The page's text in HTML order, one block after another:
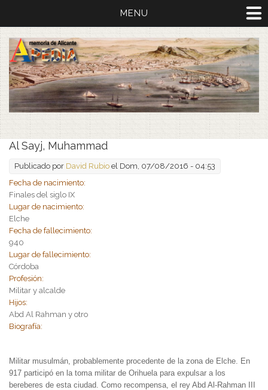
MENU
Al Sayj, Muhammad
Publicado por David Rubio el Dom, 07/08/2016 - 04:53
Fecha de nacimiento:
Finales del siglo IX
Lugar de nacimiento:
Elche
Fecha de fallecimiento:
940
Lugar de fallecimiento:
Córdoba
Profesión:
Militar y alcalde
Hijos:
Abd Al Rahman y otro
Biografía:
Militar musulmán, probablemente procedente de la zona de Elche. En
917 participó en la toma militar de Orihuela para expulsar a los
bereberes de esta ciudad. Como recompensa, el rey Abd Al-Rahman III